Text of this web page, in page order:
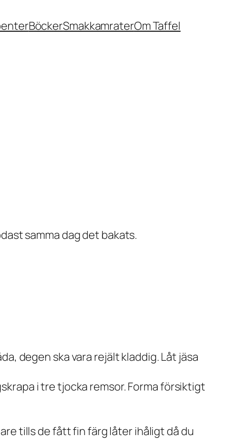
BöckerSmakkamraterOm Taffel
samma dag det bakats.
degen ska vara rejält kladdig. Låt jäsa
i tre tjocka remsor. Forma försiktigt
tills de fått fin färg låter ihåligt då du